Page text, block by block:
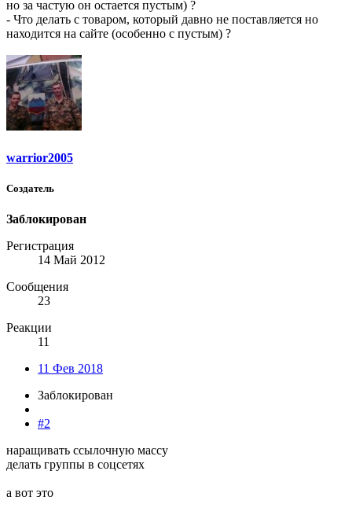
но за частую он остается пустым) ?
- Что делать с товаром, который давно не поставляется но
находится на сайте (особенно с пустым) ?
warrior2005
Создатель
Заблокирован
Регистрация
14 Май 2012
Сообщения
23
Реакции
11
11 Фев 2018
Заблокирован
#2
наращивать ссылочную массу
делать группы в соцсетях
а вот это